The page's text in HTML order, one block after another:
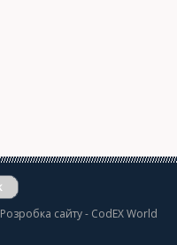
Розробка сайту- CodEX World